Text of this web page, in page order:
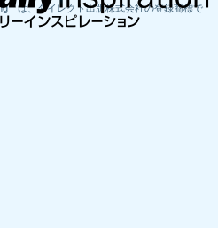
」は、ダイレクト出版株式会社の登録商標で